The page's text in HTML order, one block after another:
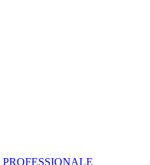
PROFESSIONALE